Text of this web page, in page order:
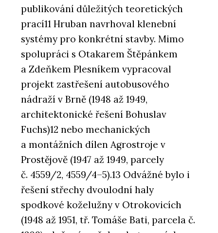
publikování důležitých teoretických
prací11 Hruban navrhoval klenební
systémy pro konkrétní stavby. Mimo
spolupráci s Otakarem Štěpánkem
a Zdeňkem Plesníkem vypracoval
projekt zastřešení autobusového
nádraží v Brně (1948 až 1949,
architektonické řešení Bohuslav
Fuchs)12 nebo mechanických
a montážních dílen Agrostroje v
Prostějově (1947 až 1949, parcely
č. 4559/2, 4559/4–5).13 Odvážné bylo i
řešení střechy dvoulodní haly
spodkové koželužny v Otrokovicích
(1948 až 1951, tř. Tomáše Bati, parcela č.